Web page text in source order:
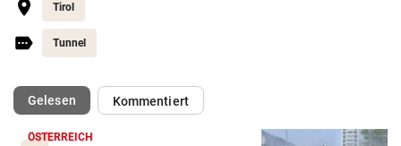
Tirol
Tunnel
Gelesen(ausgewählt)Kommentiert
ÖSTERREICH